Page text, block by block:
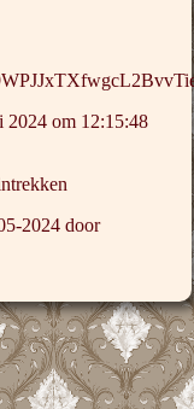
2024 om 12:15:48
2024 door